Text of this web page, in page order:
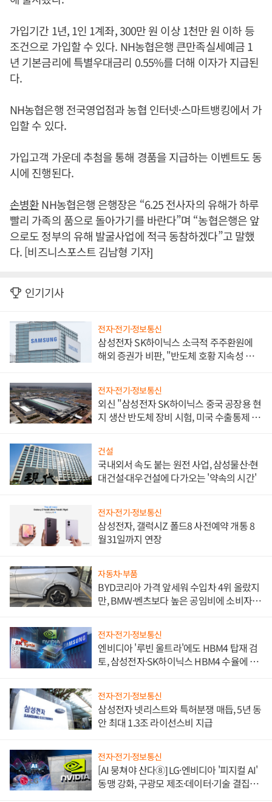
가입기간 1년, 1인 1계좌, 300만 원 이상 1천만 원 이하 등
조건으로 가입할 수 있다. NH농협은행 큰만족실세예금 1
년 기본금리에 특별우대금리 0.55%를 더해 이자가 지급된
다.
NH농협은행 전국영업점과 농협 인터넷·스마트뱅킹에서 가
입할 수 있다.
가입고객 가운데 추첨을 통해 경품을 지급하는 이벤트도 동
시에 진행된다.
손병환NH농협은행 은행장은 “6.25 전사자의 유해가 하루
빨리 가족의 품으로 돌아가기를 바란다”며 “농협은행은 앞
으로도 정부의 유해 발굴사업에 적극 동참하겠다”고 말했
다. [비즈니스포스트 김남형 기자]
인기기사
전자·전기·정보통신
삼성전자 SK하이닉스 소극적 주주환원에
해외 증권가 비판, "반도체 호황 지속성 의
전자·전기·정보통신
외신 "삼성전자 SK하이닉스 중국 공장용 현
지 생산 반도체 장비 시험, 미국 수출통제 대
건설
국내외서 속도 붙는 원전 사업, 삼성물산·현
대건설·대우건설에 다가오는 '약속의 시간'
전자·전기·정보통신
삼성전자, 갤럭시Z 폴드8 사전예약 개통 8
월31일까지 연장
자동차·부품
BYD코리아 가격 앞세워 수입차 4위 올랐지
만, BMW·벤츠보다 높은 공임비에 소비자
전자·전기·정보통신
엔비디아 '루빈 울트라'에도 HBM4 탑재 검
토, 삼성전자·SK하이닉스 HBM4 수율에 주
전자·전기·정보통신
삼성전자 넷리스트와 특허분쟁 매듭, 5년 동
안 최대 1.3조 라이선스비 지급
전자·전기·정보통신
[AI 뭉쳐야 산다⑧] LG·엔비디아 '피지컬 AI'
동맹 강화, 구광모 제조·데이터·기술 결집